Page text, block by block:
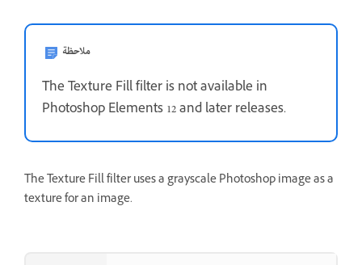
ملاحظة
The Texture Fill filter is not available in
Photoshop Elements 12 and later releases.
The Texture Fill filter uses a grayscale Photoshop image as a
texture for an image.